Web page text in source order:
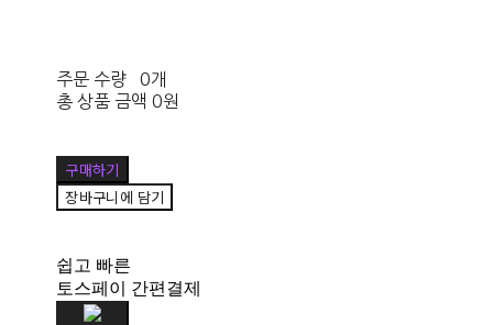
주문 수량
0개
총 상품 금액 0원
구매하기
장바구니에 담기
쉽고 빠른
토스페이 간편결제